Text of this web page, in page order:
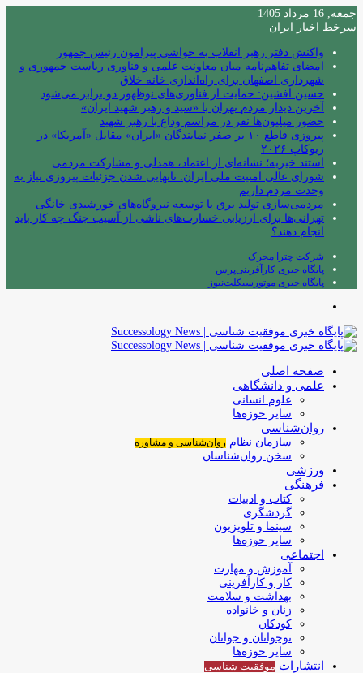
جمعه, 16 مرداد 1405
سرخط اخبار ایران
واکنش دفتر رهبر انقلاب به حواشی پیرامون رئیس جمهور
امضای تفاهم‌نامه میان معاونت علمی و فناوری ریاست جمهوری و
شهرداری اصفهان برای راه‌اندازی خانه خلاق
حسین افشین: حمایت از فناوری‌های نوظهور دو برابر می‌شود
آخرین دیدار مردم تهران با «سید و رهبر شهید ایران»
حضور میلیون‌ها نفر در مراسم وداع با رهبر شهید
پیروزی قاطع ۱۰ بر صفر نمایندگان «ایران» مقابل «آمریکا» در
ربوکاپ ۲۰۲۶
استند خیریه؛ نشانه‌ای از اعتماد، همدلی و مشارکت مردمی
شورای عالی امنیت ملی ایران: تانهایی شدن جزئیات پیروزی نیاز به
وحدت مردم داریم
مردمی‌سازی تولید برق با توسعه نیروگاه‌های خورشیدی خانگی
تهرانی‌ها برای ارزیابی خسارت‌های ناشی از آسیب جنگ چه کار باید
انجام دهند؟
شرکت چترا محرک
پایگاه خبری کارآفرینی‌پرس
پایگاه خبری موتورسیکلت‌نیوز
صفحه اصلی
علمی و دانشگاهی
علوم انسانی
سایر حوزه‌ها
روان‌شناسی
سازمان نظام روان‌شناسی و مشاوره
سخن روان‌شناسان
ورزشی
فرهنگی
کتاب و ادبیات
گردشگری
سینما و تلویزیون
سایر حوزه‌ها
اجتماعی
آموزش و مهارت
کار و کارآفرینی
بهداشت و سلامت
زنان و خانواده
کودکان
نوجوانان و جوانان
سایر حوزه‌ها
انتشارات موفقیت‌ شناسی